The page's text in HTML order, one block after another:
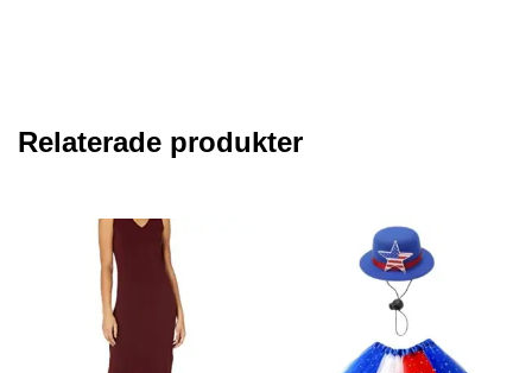
Relaterade produkter